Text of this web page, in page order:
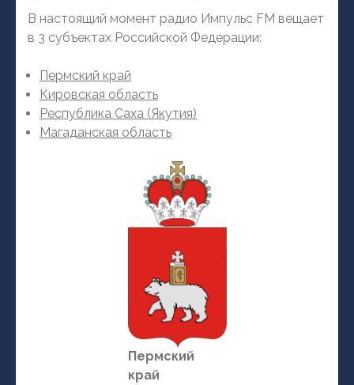
В настоящий момент радио Импульс FM вещает
в 3 субъектах Российской Федерации:
Пермский край
Кировская область
Республика Саха (Якутия)
Магаданская область
Пермский
край